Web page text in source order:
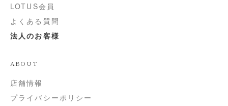
LOTUS会員
よくある質問
法人のお客様
ABOUT
店舗情報
プライバシーポリシー